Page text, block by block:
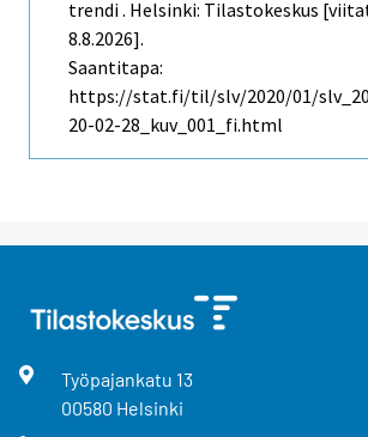
trendi . Helsinki: Tilastokeskus
8.8.2026].
Saantitapa:
https://stat.fi/til/slv/2020/01/
20-02-28_kuv_001_fi.html
Työpajankatu 13
00580 Helsinki